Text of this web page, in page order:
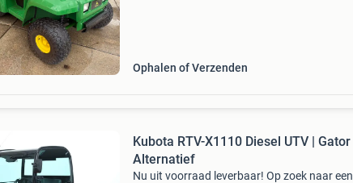
Ophalen of Verzenden
Kubota RTV-X1110 Diesel UTV | Gator
Alternatief
Nu uit voorraad leverbaar! Op zoek naar een